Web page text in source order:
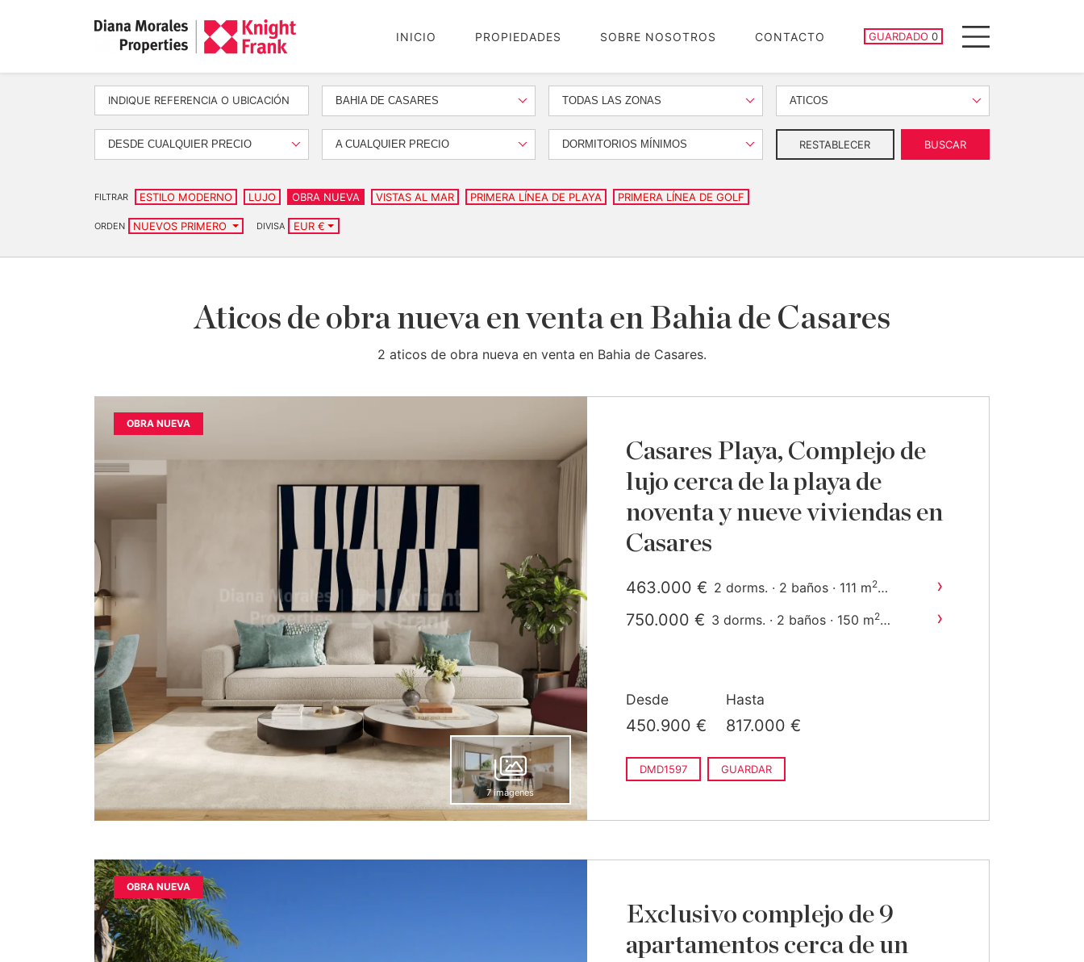
INICIO PROPIEDADES SOBRE NOSOTROS CONTACTO GUARDADO 0
PROPIEDADES GUARDADAS
Menu
BAHIA DE CASARES TODAS LAS ZONAS ATICOS
DESDE CUALQUIER PRECIO A CUALQUIER PRECIO DORMITORIOS MÍNIMOS RESTABLECER BUSCAR
FILTRAR ESTILO MODERNO LUJO OBRA NUEVA VISTAS AL MAR PRIMERA LÍNEA DE PLAYA PRIMERA LÍNEA DE GOLF
ORDEN NUEVOS PRIMERO DIVISA EUR €
Aticos de obra nueva en venta en Bahia de Casares
2 aticos de obra nueva en venta en Bahia de Casares.
OBRA NUEVA
7 imágenes
Casares Playa, Complejo de
lujo cerca de la playa de
noventa y nueve viviendas en
Casares
463.000 € 2 dorms. · 2 baños · 111 m2 ›
750.000 € 3 dorms. · 2 baños · 150 m2 ›
Desde
450.900 €
Hasta
817.000 €
DMD1597 GUARDAR
OBRA NUEVA
Exclusivo complejo de 9
apartamentos cerca de un